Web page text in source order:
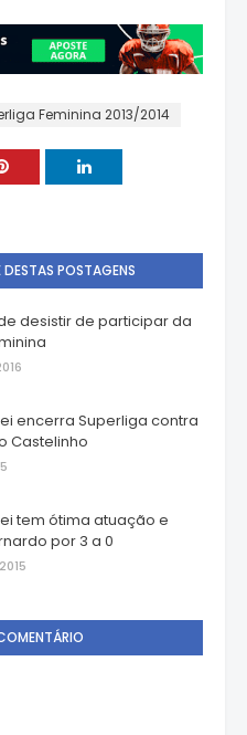
Feminina 2013/2014
POSTAGENS
desistir de participar da
encerra Superliga contra
Castelinho
tem ótima atuação e
por 3 a 0